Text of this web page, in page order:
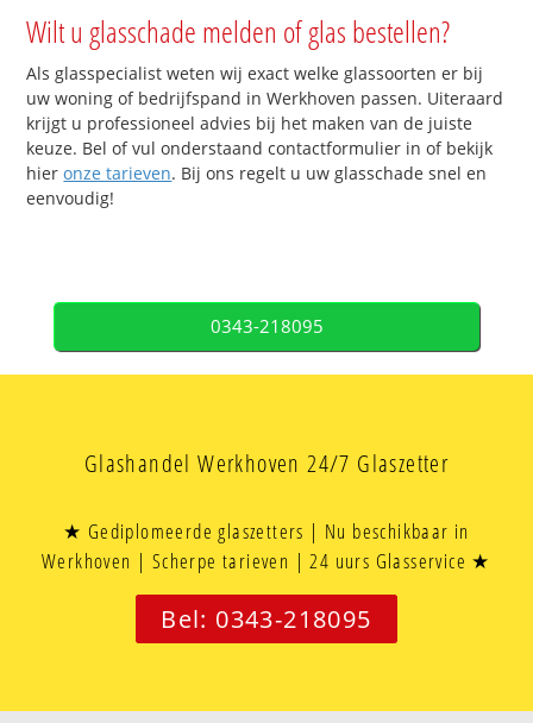
Wilt u glasschade melden of glas bestellen?
Als glasspecialist weten wij exact welke glassoorten er bij
uw woning of bedrijfspand in Werkhoven passen. Uiteraard
krijgt u professioneel advies bij het maken van de juiste
keuze. Bel of vul onderstaand contactformulier in of bekijk
hieronze tarieven. Bij ons regelt u uw glasschade snel en
eenvoudig!
0343-218095
Glashandel Werkhoven 24/7 Glaszetter
★ Gediplomeerde glaszetters | Nu beschikbaar in
Werkhoven | Scherpe tarieven | 24 uurs Glasservice ★
Bel: 0343-218095